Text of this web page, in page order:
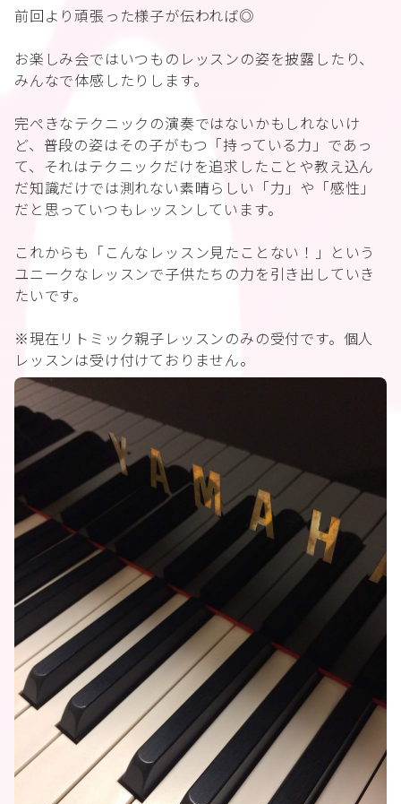
前回より頑張った様子が伝われば◎
お楽しみ会ではいつものレッスンの姿を披露したり、
みんなで体感したりします。
完ぺきなテクニックの演奏ではないかもしれないけ
ど、普段の姿はその子がもつ「持っている力」であっ
て、それはテクニックだけを追求したことや教え込ん
だ知識だけでは測れない素晴らしい「力」や「感性」
だと思っていつもレッスンしています。
これからも「こんなレッスン見たことない！」という
ユニークなレッスンで子供たちの力を引き出していき
たいです。
※現在リトミック親子レッスンのみの受付です。個人
レッスンは受け付けておりません。